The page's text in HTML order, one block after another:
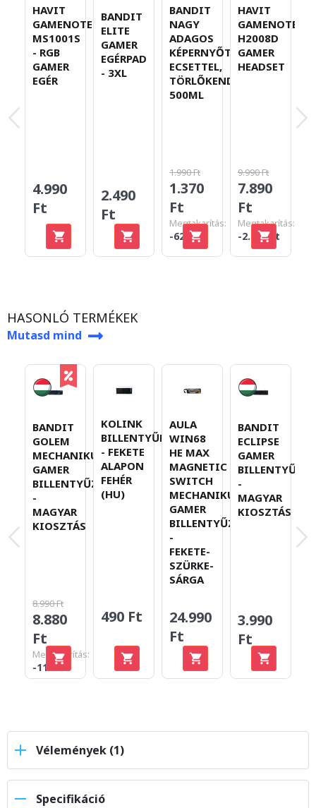
HAVIT
GAMENOTE
MS1001S
- RGB
GAMER
EGÉR
4.990
Ft
BANDIT
ELITE
GAMER
EGÉRPAD
- 3XL
2.490
Ft
BANDIT
NAGY
ADAGOS
KÉPERNYŐTISZTÍTÓ,
ECSETTEL,
TÖRLŐKENDŐVEL
500ML
1.990 Ft
1.370
Ft
Megtakarítás:
-620 Ft
HAVIT
GAMENOTE
H2008D
GAMER
HEADSET
9.990 Ft
7.890
Ft
Megtakarítás:
-2.100 Ft
HASONLÓ TERMÉKEK
Mutasd mind
BANDIT
GOLEM
MECHANIKUS
GAMER
BILLENTYŰZET
-
MAGYAR
KIOSZTÁS
8.990 Ft
8.880
Ft
Megtakarítás:
-110 Ft
KOLINK
BILLENTYŰMATRICA
- FEKETE
ALAPON
FEHÉR
(HU)
490 Ft
AULA
WIN68
HE MAX
MAGNETIC
SWITCH
MECHANIKUS
GAMER
BILLENTYŰZET
-
FEKETE-
SZÜRKE-
SÁRGA
24.990
Ft
BANDIT
ECLIPSE
GAMER
BILLENTYŰZET
-
MAGYAR
KIOSZTÁS
3.990
Ft
Vélemények (1)
Specifikáció